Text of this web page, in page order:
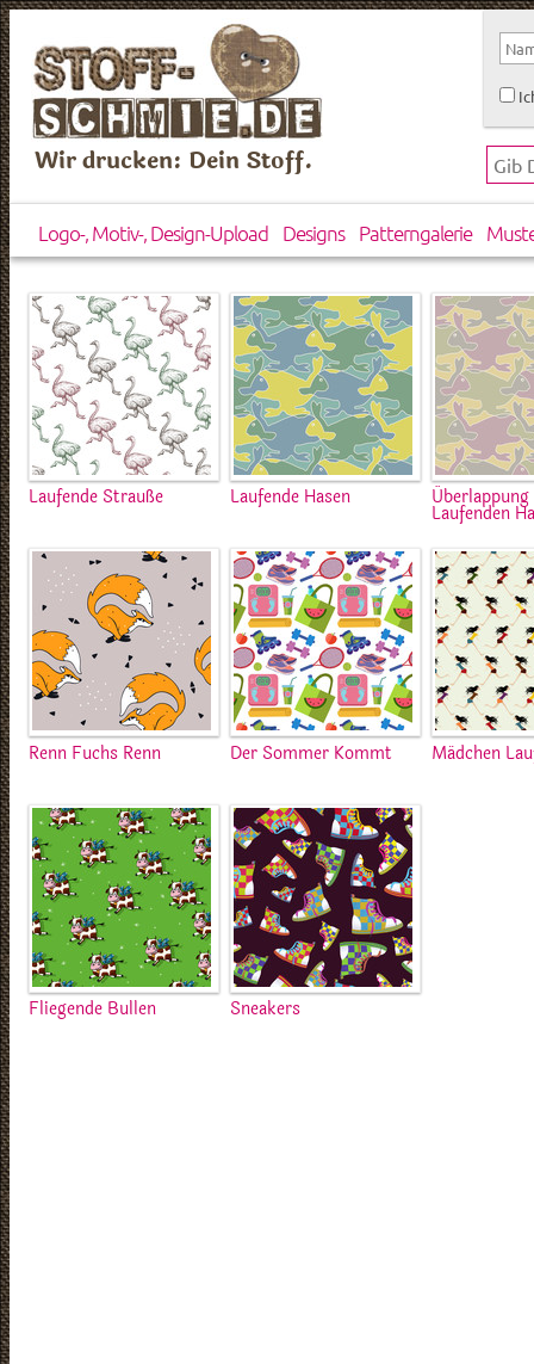
Wir drucken: Dein Stoff.
Logo-, Motiv-, Design-Upload Designs Patterngalerie
Laufende Strauße Laufende Hasen
Laufenden
Renn Fuchs Renn Der Sommer Kommt Mädchen
Fliegende Bullen Sneakers